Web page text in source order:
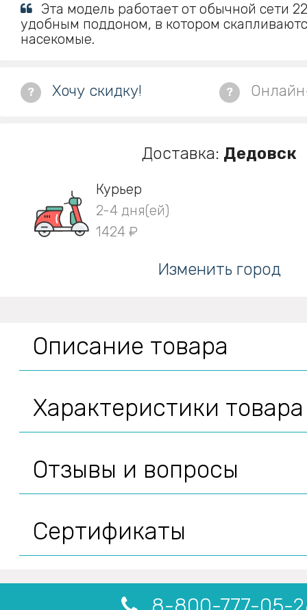
Эта модель работает от обычной сети
удобным поддоном, в котором
насекомые.
? Хочу скидку! ?
Доставка: Дедовск
Курьер
2-4 дня(ей)
1424 ₽
Изменить город
Описание товара
Характеристики товара
Отзывы и вопросы
Сертификаты